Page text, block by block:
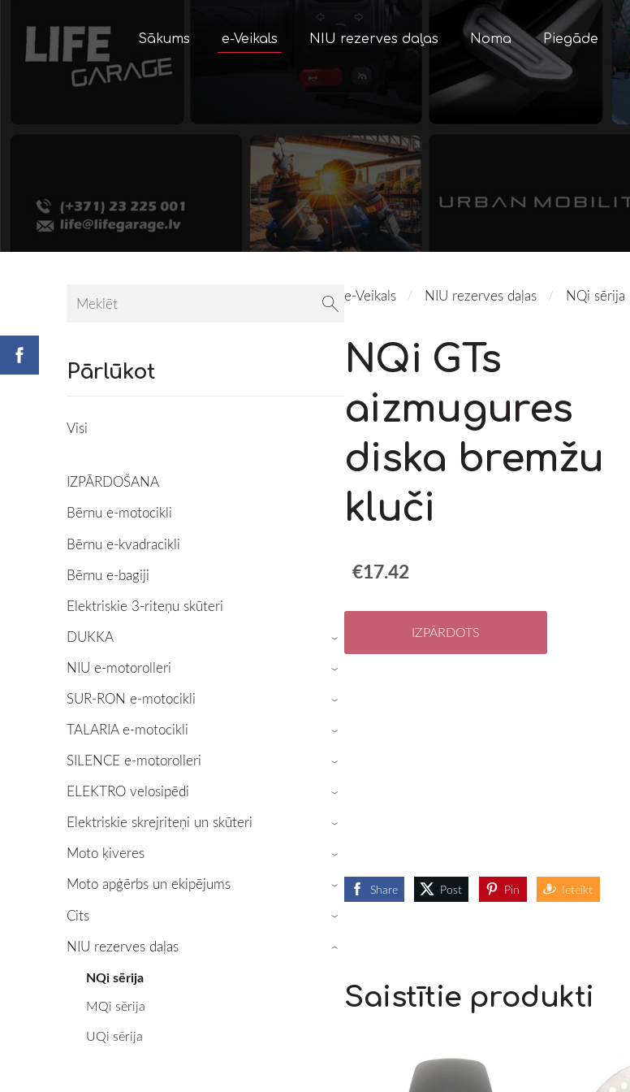
Sākums e-Veikals NIU rezerves daļas Noma Piegāde
Pārlūkot
Visi
IZPĀRDOŠANA
Bērnu e-motocikli
Bērnu e-kvadracikli
Bērnu e-bagiji
Elektriskie 3-riteņu skūteri
DUKKA
›
NIU e-motorolleri ›
SUR-RON e-motocikli ›
TALARIA e-motocikli ›
SILENCE e-motorolleri ›
ELEKTRO velosipēdi ›
Elektriskie skrejriteņi un skūteri ›
Moto ķiveres ›
Moto apģērbs un ekipējums ›
Cits ›
NIU rezerves daļas
NQi sērija
MQi sērija
UQi sērija
›
e-Veikals NIU rezerves daļas NQi sērija
NQi GTs
aizmugures
diska bremžu
kluči
€17.42
IZPĀRDOTS
Share Post Pin Ieteikt
Saistītie produkti